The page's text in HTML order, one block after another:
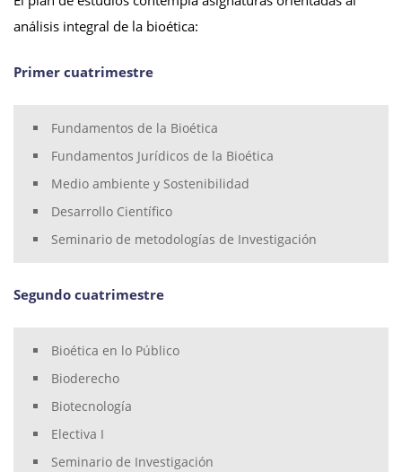
análisis integral de la bioética:
Primer cuatrimestre
Fundamentos de la Bioética
Fundamentos Jurídicos de la Bioética
Medio ambiente y Sostenibilidad
Desarrollo Científico
Seminario de metodologías de Investigación
Segundo cuatrimestre
Bioética en lo Público
Bioderecho
Biotecnología
Electiva I
Seminario de Investigación